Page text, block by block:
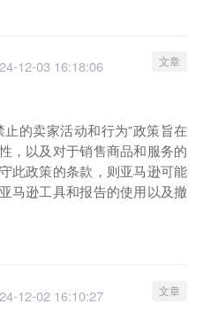
12-03 16:18:06 文章
的卖家活动和行为”政策旨在
，以及对于销售商品和服务的
此政策的条款，则亚马逊可能
马逊工具和报告的使用以及撤
12-02 16:10:27 文章